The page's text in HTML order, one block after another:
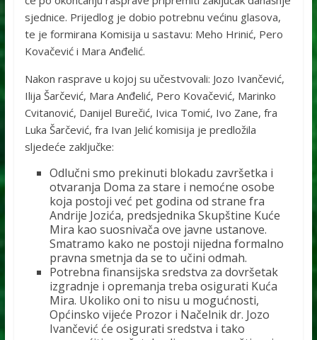
sjednice. Prijedlog je dobio potrebnu većinu glasova,
te je formirana Komisija u sastavu: Meho Hrinić, Pero
Kovačević i Mara Anđelić.
Nakon rasprave u kojoj su učestvovali: Jozo Ivančević,
Ilija Šarčević, Mara Anđelić, Pero Kovačević, Marinko
Cvitanović, Danijel Burečić, Ivica Tomić, Ivo Zane, fra
Luka Šarčević, fra Ivan Jelić komisija je predložila
sljedeće zaključke:
Odlučni smo prekinuti blokadu završetka i
otvaranja Doma za stare i nemoćne osobe
koja postoji već pet godina od strane fra
Andrije Jozića, predsjednika Skupštine Kuće
Mira kao suosnivača ove javne ustanove.
Smatramo kako ne postoji nijedna formalno
pravna smetnja da se to učini odmah.
Potrebna finansijska sredstva za dovršetak
izgradnje i opremanja treba osigurati Kuća
Mira. Ukoliko oni to nisu u mogućnosti,
Općinsko vijeće Prozor i Načelnik dr. Jozo
Ivančević će osigurati sredstva i tako